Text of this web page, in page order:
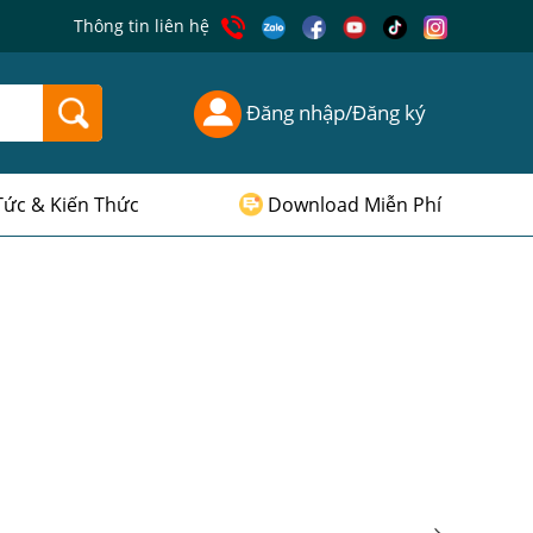
Thông tin liên hệ
Đăng nhập/Đăng ký
& Kiến Thức Download Miễn Phí